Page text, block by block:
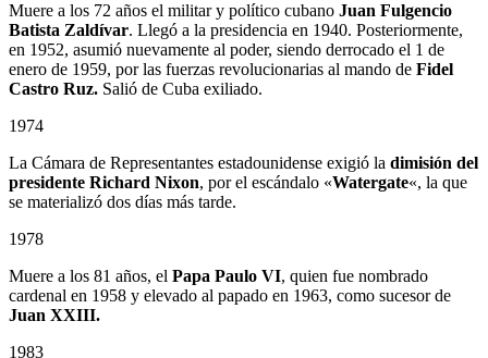
Muere a los 72 años el militar y político cubano Juan Fulgencio
Batista Zaldívar. Llegó a la presidencia en 1940. Posteriormente,
en 1952, asumió nuevamente al poder, siendo derrocado el 1 de
enero de 1959, por las fuerzas revolucionarias al mando de Fidel
Castro Ruz. Salió de Cuba exiliado.
1974
La Cámara de Representantes estadounidense exigió la dimisión del
presidente Richard Nixon, por el escándalo «Watergate«, la que
se materializó dos días más tarde.
1978
Muere a los 81 años, el Papa Paulo VI, quien fue nombrado
cardenal en 1958 y elevado al papado en 1963, como sucesor de
Juan XXIII.
1983